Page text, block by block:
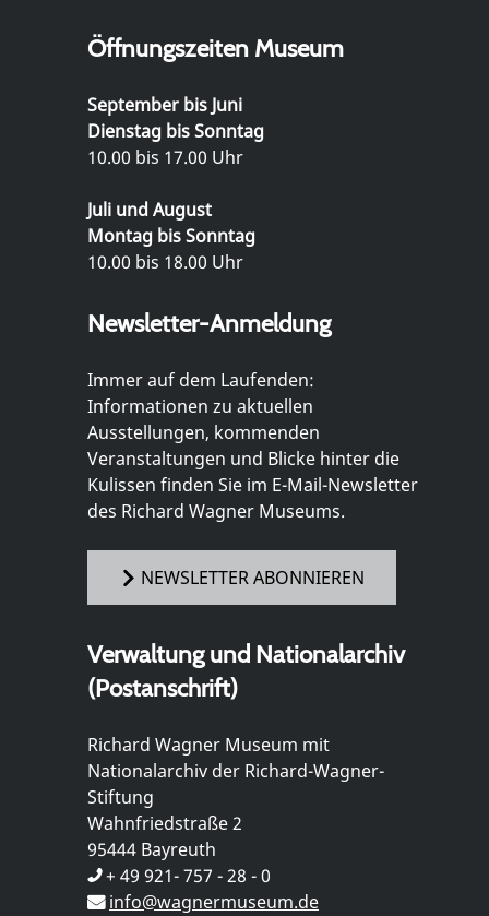
Öffnungszeiten Museum
September bis Juni
Dienstag bis Sonntag
10.00 bis 17.00 Uhr
Juli und August
Montag bis Sonntag
10.00 bis 18.00 Uhr
Newsletter-Anmeldung
Immer auf dem Laufenden:
Informationen zu aktuellen
Ausstellungen, kommenden
Veranstaltungen und Blicke hinter die
Kulissen finden Sie im E-Mail-Newsletter
des Richard Wagner Museums.
NEWSLETTER ABONNIEREN
Verwaltung und Nationalarchiv
(Postanschrift)
Richard Wagner Museum mit
Nationalarchiv der Richard-Wagner-
Stiftung
Wahnfriedstraße 2
95444 Bayreuth
+ 49 921- 757 - 28 - 0
info@wagnermuseum.de